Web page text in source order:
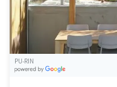
PU-RIN